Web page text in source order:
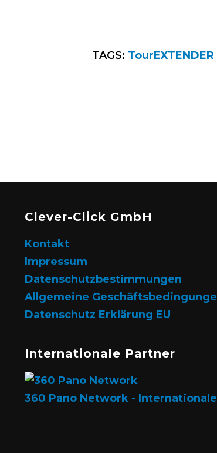
TAGS:
Clever-Click GmbH
Kontakt
Impressum
Datenschutzbestimmungen
Allgemeine
Datenschutz Erklärung EU
Internationale Partner
360 Pano Network -